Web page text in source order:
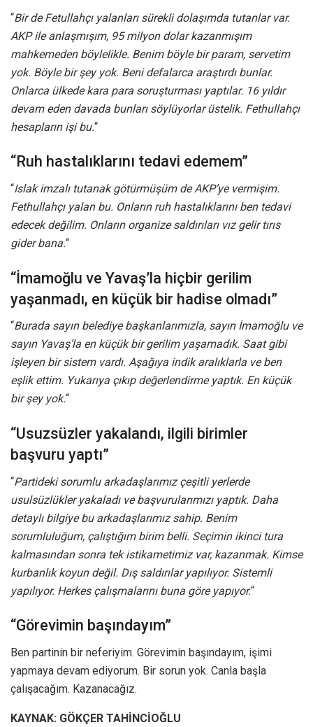
“Bir de Fetullahçı yalanları sürekli dolaşımda tutanlar var.
AKP ile anlaşmışım, 95 milyon dolar kazanmışım
mahkemeden böylelikle. Benim böyle bir param, servetim
yok. Böyle bir şey yok. Beni defalarca araştırdı bunlar.
Onlarca ülkede kara para soruşturması yaptılar. 16 yıldır
devam eden davada bunları söylüyorlar üstelik. Fethullahçı
hesapların işi bu.“
“Ruh hastalıklarını tedavi edemem”
“Islak imzalı tutanak götürmüşüm de AKP’ye vermişim.
Fethullahçı yalan bu. Onların ruh hastalıklarını ben tedavi
edecek değilim. Onların organize saldırıları vız gelir tırıs
gider bana.“
“İmamoğlu ve Yavaş’la hiçbir gerilim
yaşanmadı, en küçük bir hadise olmadı”
“Burada sayın belediye başkanlarımızla, sayın İmamoğlu ve
sayın Yavaş’la en küçük bir gerilim yaşamadık. Saat gibi
işleyen bir sistem vardı. Aşağıya indik aralıklarla ve ben
eşlik ettim. Yukarıya çıkıp değerlendirme yaptık. En küçük
bir şey yok.“
“Usuzsüzler yakalandı, ilgili birimler
başvuru yaptı”
“Partideki sorumlu arkadaşlarımız çeşitli yerlerde
usulsüzlükler yakaladı ve başvurularımızı yaptık. Daha
detaylı bilgiye bu arkadaşlarımız sahip. Benim
sorumluluğum, çalıştığım birim belli. Seçimin ikinci tura
kalmasından sonra tek istikametimiz var, kazanmak. Kimse
kurbanlık koyun değil. Dış saldırılar yapılıyor. Sistemli
yapılıyor. Herkes çalışmalarını buna göre yapıyor.“
“Görevimin başındayım”
Ben partinin bir neferiyim. Görevimin başındayım, işimi
yapmaya devam ediyorum. Bir sorun yok. Canla başla
çalışacağım. Kazanacağız.
KAYNAK: GÖKÇER TAHİNCİOĞLU